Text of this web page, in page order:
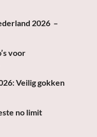
2026 –
voor
Veilig gokken
no limit